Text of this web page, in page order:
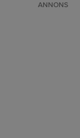
ANNONS